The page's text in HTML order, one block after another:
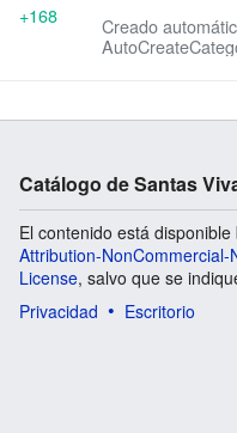
Creado
+168
Catálogo de Santas
El contenido está
Attribution-
License, salvo que se
Privacidad
Escritorio